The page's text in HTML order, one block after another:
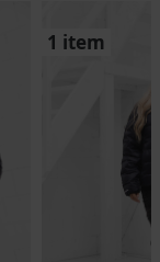
1 item